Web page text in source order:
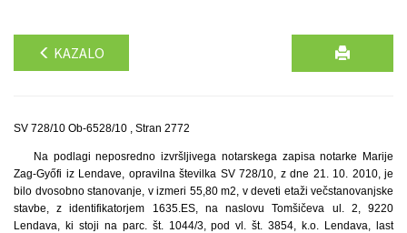
KAZALO
SV 728/10 Ob-6528/10 , Stran 2772
Na podlagi neposredno izvršljivega notarskega zapisa notarke Marije
Zag-Győfi iz Lendave, opravilna številka SV 728/10, z dne 21. 10. 2010, je
bilo dvosobno stanovanje, v izmeri 55,80 m2, v deveti etaži večstanovanjske
stavbe, z identifikatorjem 1635.ES, na naslovu Tomšičeva ul. 2, 9220
Lendava, ki stoji na parc. št. 1044/3, pod vl. št. 3854, k.o. Lendava, last